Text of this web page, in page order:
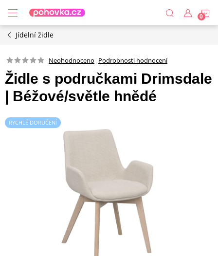
obsah
Jídelní židle
Neohodnoceno Podrobnosti hodnocení
Židle s područkami Drimsdale
| Béžové/světle hnědé
RYCHLÉ DORUČENÍ